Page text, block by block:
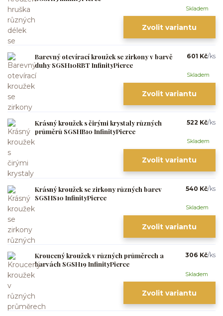
Skladem
Zvolit variantu
Barevný otevírací kroužek se zirkony v barvě
duhy SGSH10RBT InfinityPierce
601 Kč/ks
Skladem
Zvolit variantu
Krásný kroužek s čirými krystaly různých
průměrů SGSHB10 InfinityPierce
522 Kč/ks
Skladem
Zvolit variantu
Krásný kroužek se zirkony různých barev
SGSHS10 InfinityPierce
540 Kč/ks
Skladem
Zvolit variantu
Kroucený kroužek v různých průměrech a
barvách SGSH19 InfinityPierce
306 Kč/ks
Skladem
Zvolit variantu